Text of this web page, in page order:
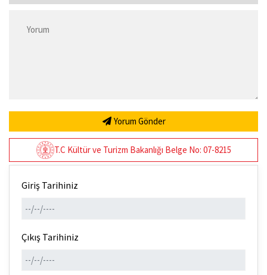
Yorum Gönder
T.C Kültür ve Turizm Bakanlığı Belge No: 07-8215
Giriş Tarihiniz
Çıkış Tarihiniz